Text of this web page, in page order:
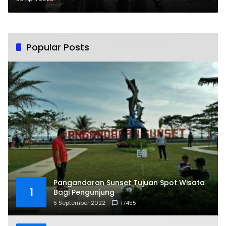
Popular Posts
1
Pangandaran Sunset Tujuan Spot Wisata
Bagi Pengunjung
5 September 2022 17455